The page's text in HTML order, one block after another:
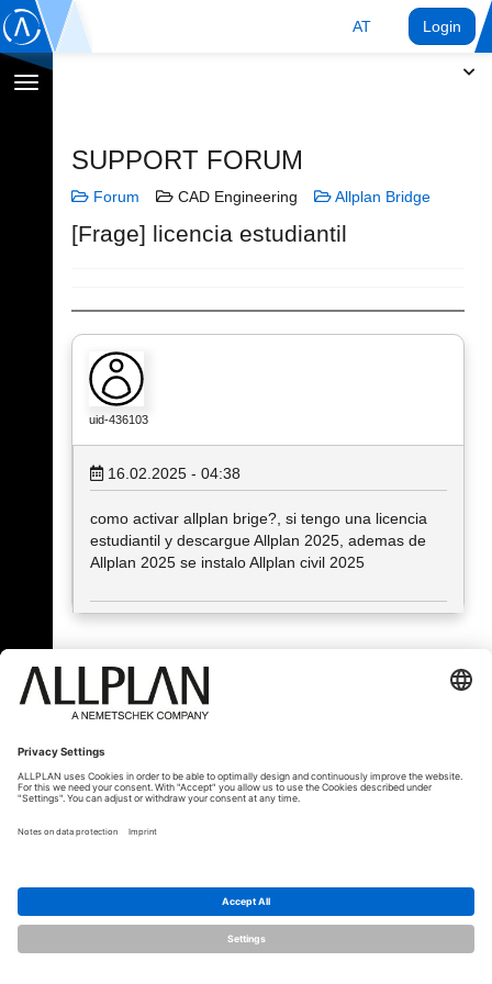
AT Login
Navigation
SUPPORT FORUM
Forum CAD Engineering Allplan Bridge
[Frage] licencia estudiantil
uid-436103
16.02.2025 - 04:38
como activar allplan brige?, si tengo una licencia
estudiantil y descargue Allplan 2025, ademas de
Allplan 2025 se instalo Allplan civil 2025
« Zurück